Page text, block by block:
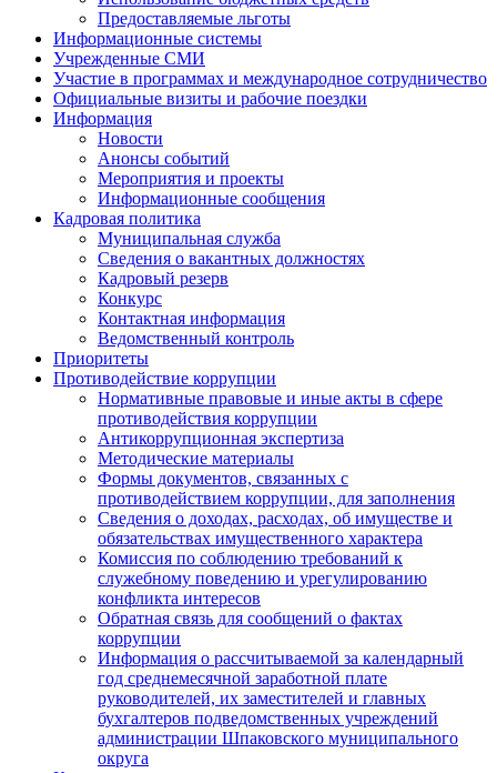
Предоставляемые льготы
Информационные системы
Учрежденные СМИ
Участие в программах и международное сотрудничество
Официальные визиты и рабочие поездки
Информация
Новости
Анонсы событий
Мероприятия и проекты
Информационные сообщения
Кадровая политика
Муниципальная служба
Сведения о вакантных должностях
Кадровый резерв
Конкурс
Контактная информация
Ведомственный контроль
Приоритеты
Противодействие коррупции
Нормативные правовые и иные акты в сфере
противодействия коррупции
Антикоррупционная экспертиза
Методические материалы
Формы документов, связанных с
противодействием коррупции, для заполнения
Сведения о доходах, расходах, об имуществе и
обязательствах имущественного характера
Комиссия по соблюдению требований к
служебному поведению и урегулированию
конфликта интересов
Обратная связь для сообщений о фактах
коррупции
Информация о рассчитываемой за календарный
год среднемесячной заработной плате
руководителей, их заместителей и главных
бухгалтеров подведомственных учреждений
администрации Шпаковского муниципального
округа